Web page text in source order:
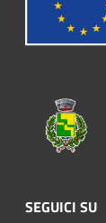
SEGUICI SU